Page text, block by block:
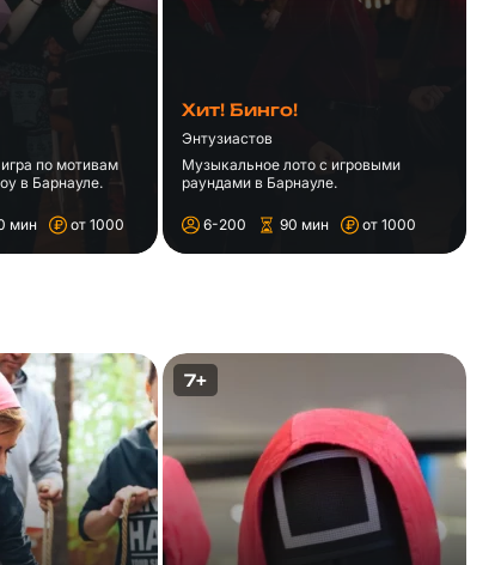
по мотивам
в Барнауле.
мин от 1000
Хит! Бинго!
Энтузиастов
Музыкальное лото с игровыми
раундами в Барнауле.
6-200 90 мин от 1000
7+